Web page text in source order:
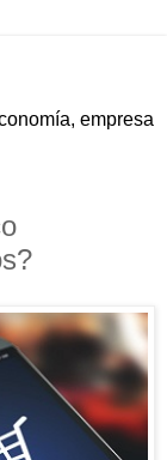
empresa